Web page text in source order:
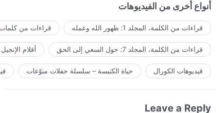
أنواع أخرى من الفيديوهات
قراءات من الكلمة، المجلد 1: ظهور الله وعمله قراءات من كلمات
قراءات من الكلمة، المجلد 7: حول السعي إلى الحق أفلام الإنجيل
فيديوهات الكورال حياة الكنيسة – سلسلة حفلات منوّعات
Leave a Reply